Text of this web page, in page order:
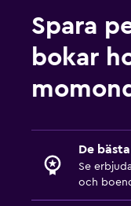
Spara
bokar
De
Se
och